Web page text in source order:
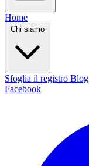
Home
Chi siamo
Sfoglia il registro Blog
Facebook